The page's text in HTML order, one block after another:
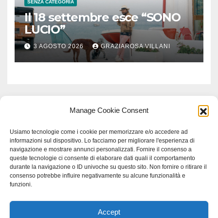
Manage Cookie Consent
Usiamo tecnologie come i cookie per memorizzare e/o accedere ad
informazioni sul dispositivo. Lo facciamo per migliorare l'esperienza di
navigazione e mostrare annunci personalizzati. Fornire il consenso a
queste tecnologie ci consente di elaborare dati quali il comportamento
durante la navigazione o ID univoche su questo sito. Non fornire o ritirare il
consenso potrebbe influire negativamente su alcune funzionalità e
funzioni.
Accept
SENZA CATEGORIA
Il 18 settembre esce “SONO
LUCIO”
3 AGOSTO 2026 GRAZIAROSA VILLANI
Proudly powered by WordPress|Tema: Newspaperex di